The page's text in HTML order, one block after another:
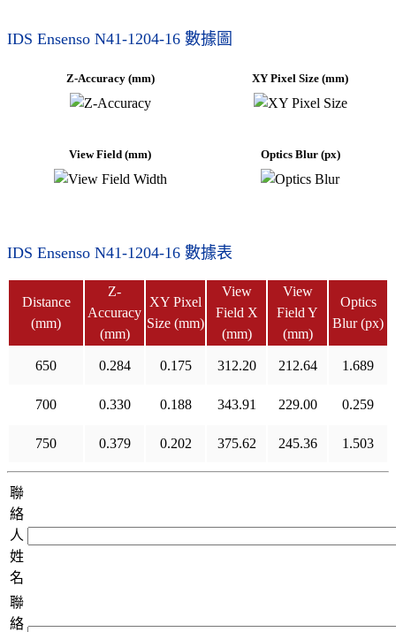
IDS Ensenso N41-1204-16 數據圖
Z-Accuracy (mm) XY Pixel Size (mm)
View Field (mm) Optics Blur (px)
IDS Ensenso N41-1204-16 數據表
Distance
(mm)
Z-
Accuracy
(mm)
XY Pixel
Size (mm)
View
Field X
(mm)
View
Field Y
(mm)
Optics
Blur (px)
650 0.284 0.175 312.20 212.64 1.689
700 0.330 0.188 343.91 229.00 0.259
750 0.379 0.202 375.62 245.36 1.503
聯
絡
人
姓
名
聯
絡